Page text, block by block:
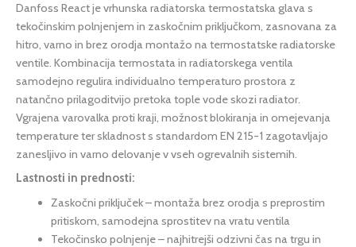
Danfoss React je vrhunska radiatorska termostatska glava s
tekočinskim polnjenjem in zaskočnim priključkom, zasnovana za
hitro, varno in brez orodja montažo na termostatske radiatorske
ventile. Kombinacija termostata in radiatorskega ventila
samodejno regulira individualno temperaturo prostora z
natančno prilagoditvijo pretoka tople vode skozi radiator.
Vgrajena varovalka proti kraji, možnost blokiranja in omejevanja
temperature ter skladnost s standardom EN 215-1 zagotavljajo
zanesljivo in varno delovanje v vseh ogrevalnih sistemih.
Lastnosti in prednosti:
Zaskočni priključek – montaža brez orodja s preprostim
pritiskom, samodejna sprostitev na vratu ventila
Tekočinsko polnjenje – najhitrejši odzivni čas na trgu in